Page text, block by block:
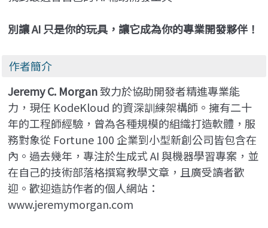
別讓 AI 只是你的玩具，讓它成為你的專業開發夥伴！
作者簡介
Jeremy C. Morgan致力於協助開發者精進專業能
力，現任 KodeKloud 的資深訓練架構師。擁有二十
年的工程師經驗，曾為各種規模的組織打造軟體，服
務對象從 Fortune 100 企業到小型新創公司皆包含在
內。過去幾年，專注於生成式 AI 與機器學習專案，並
在自己的技術部落格撰寫教學文章，且廣受讀者歡
迎。歡迎造訪作者的個人網站：
www.jeremymorgan.com